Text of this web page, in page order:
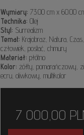
Wymiary: 73.00 cm x 60.00
Technika: Olej
Styl: Surrealizm
Temat: Krajobraz, Natura,
człowiek, postać, chmury
Materiał: płótno
Kolor: żółty, pomarańczowy,
ecru, oliwkowy, multikolor
7 000,00